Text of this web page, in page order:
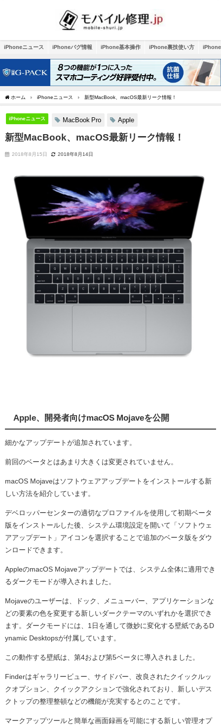
iPhoneニュース iPhoneバグ情報 iPhone基本操作 iPhone裏技使い方
ホーム iPhoneニュース 新型MacBook、macOS最新リーク情報！
iPhoneニュース MacBook Pro Apple
新型MacBook、macOS最新リーク情報！
2018年8月15日 2018年8月14日
Apple、開発者向けmacOS Mojaveを公開
細かなアップデートが追加されています。
前回のベータとはあまり大きくは変更されていません。
macOS Mojaveはソフトウェアアップデートをインストールする新
しい方法を紹介しています。
デベロッパーセンターの適切なプロファイルを使用して初期ベータ
版をインストールした後、システム環境設定を開いて「ソフトウェ
アアップデート」アイコンを選択することで追加のベータ版をダウ
ンロードできます。
AppleのmacOS Mojaveアップデートでは、システム全体に適用でき
るダークモードが導入されました。
Mojaveのユーザーは、ドック、メニューバー、アプリケーションな
どの要素の色を変更する新しいダークテーマのいずれかを選択でき
ます。ダークモードには、1日を通して微妙に変化する壁紙であるD
ynamic Desktopsが付属しています。
この動作する壁紙は、第4および第5ベータに導入されました。
Finderはギャラリービュー、サイドバー、改良されたクイックルッ
クオプション、クイックアクションで強化されており、新しいデス
クトップの整理整頓などの機能が充実するとのことです。
マークアップツールと簡単な画面録画を可能にする新しい管理オプ